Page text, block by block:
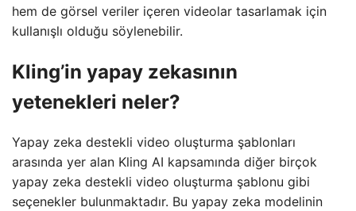
hem de görsel veriler içeren videolar tasarlamak için
kullanışlı olduğu söylenebilir.
Kling’in yapay zekasının
yetenekleri neler?
Yapay zeka destekli video oluşturma şablonları
arasında yer alan Kling AI kapsamında diğer birçok
yapay zeka destekli video oluşturma şablonu gibi
seçenekler bulunmaktadır. Bu yapay zeka modelinin